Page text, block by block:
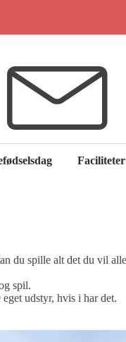
du spille alt det du vil
spil.
udstyr, hvis i har det.